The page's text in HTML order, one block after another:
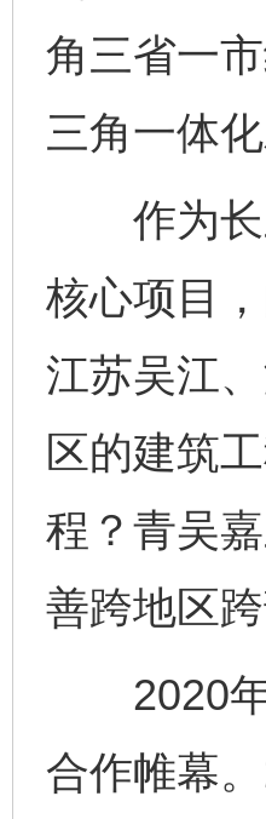
角三省一
三角一体
作为长三
核心项目
江苏吴江
区的建筑
程？青吴
善跨地区
2020年
合作帷幕